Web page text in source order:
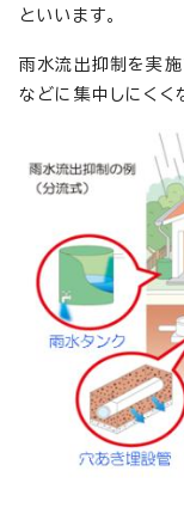
といいます。
雨水流出抑制を実施
などに集中しにくく